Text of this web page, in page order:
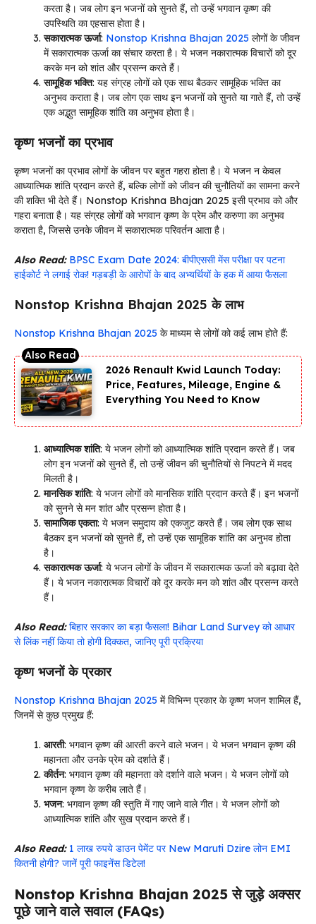
करता है। जब लोग इन भजनों को सुनते हैं, तो उन्हें भगवान कृष्ण की
उपस्थिति का एहसास होता है।
सकारात्मक ऊर्जा: Nonstop Krishna Bhajan 2025 लोगों के जीवन
में सकारात्मक ऊर्जा का संचार करता है। ये भजन नकारात्मक विचारों को दूर
करके मन को शांत और प्रसन्न करते हैं।
सामूहिक भक्ति: यह संग्रह लोगों को एक साथ बैठकर सामूहिक भक्ति का
अनुभव कराता है। जब लोग एक साथ इन भजनों को सुनते या गाते हैं, तो उन्हें
एक अद्भुत सामूहिक शांति का अनुभव होता है।
कृष्ण भजनों का प्रभाव
कृष्ण भजनों का प्रभाव लोगों के जीवन पर बहुत गहरा होता है। ये भजन न केवल
आध्यात्मिक शांति प्रदान करते हैं, बल्कि लोगों को जीवन की चुनौतियों का सामना करने
की शक्ति भी देते हैं। Nonstop Krishna Bhajan 2025 इसी प्रभाव को और
गहरा बनाता है। यह संग्रह लोगों को भगवान कृष्ण के प्रेम और करुणा का अनुभव
कराता है, जिससे उनके जीवन में सकारात्मक परिवर्तन आता है।
Also Read: BPSC Exam Date 2024: बीपीएससी मेंस परीक्षा पर पटना
हाईकोर्ट ने लगाई रोक! गड़बड़ी के आरोपों के बाद अभ्यर्थियों के हक में आया फैसला
Nonstop Krishna Bhajan 2025 के लाभ
Nonstop Krishna Bhajan 2025 के माध्यम से लोगों को कई लाभ होते हैं:
2026 Renault Kwid Launch Today:
Price, Features, Mileage, Engine &
Everything You Need to Know
आध्यात्मिक शांति: ये भजन लोगों को आध्यात्मिक शांति प्रदान करते हैं। जब
लोग इन भजनों को सुनते हैं, तो उन्हें जीवन की चुनौतियों से निपटने में मदद
मिलती है।
मानसिक शांति: ये भजन लोगों को मानसिक शांति प्रदान करते हैं। इन भजनों
को सुनने से मन शांत और प्रसन्न होता है।
सामाजिक एकता: ये भजन समुदाय को एकजुट करते हैं। जब लोग एक साथ
बैठकर इन भजनों को सुनते हैं, तो उन्हें एक सामूहिक शांति का अनुभव होता
है।
सकारात्मक ऊर्जा: ये भजन लोगों के जीवन में सकारात्मक ऊर्जा को बढ़ावा देते
हैं। ये भजन नकारात्मक विचारों को दूर करके मन को शांत और प्रसन्न करते
हैं।
Also Read: बिहार सरकार का बड़ा फैसला! Bihar Land Survey को आधार
से लिंक नहीं किया तो होगी दिक्कत, जानिए पूरी प्रक्रिया
कृष्ण भजनों के प्रकार
Nonstop Krishna Bhajan 2025 में विभिन्न प्रकार के कृष्ण भजन शामिल हैं,
जिनमें से कुछ प्रमुख हैं:
आरती: भगवान कृष्ण की आरती करने वाले भजन। ये भजन भगवान कृष्ण की
महानता और उनके प्रेम को दर्शाते हैं।
कीर्तन: भगवान कृष्ण की महानता को दर्शाने वाले भजन। ये भजन लोगों को
भगवान कृष्ण के करीब लाते हैं।
भजन: भगवान कृष्ण की स्तुति में गाए जाने वाले गीत। ये भजन लोगों को
आध्यात्मिक शांति और सुख प्रदान करते हैं।
Also Read: 1 लाख रुपये डाउन पेमेंट पर New Maruti Dzire लोन EMI
कितनी होगी? जानें पूरी फाइनेंस डिटेल!
Nonstop Krishna Bhajan 2025 से जुड़े अक्सर
पूछे जाने वाले सवाल (FAQs)